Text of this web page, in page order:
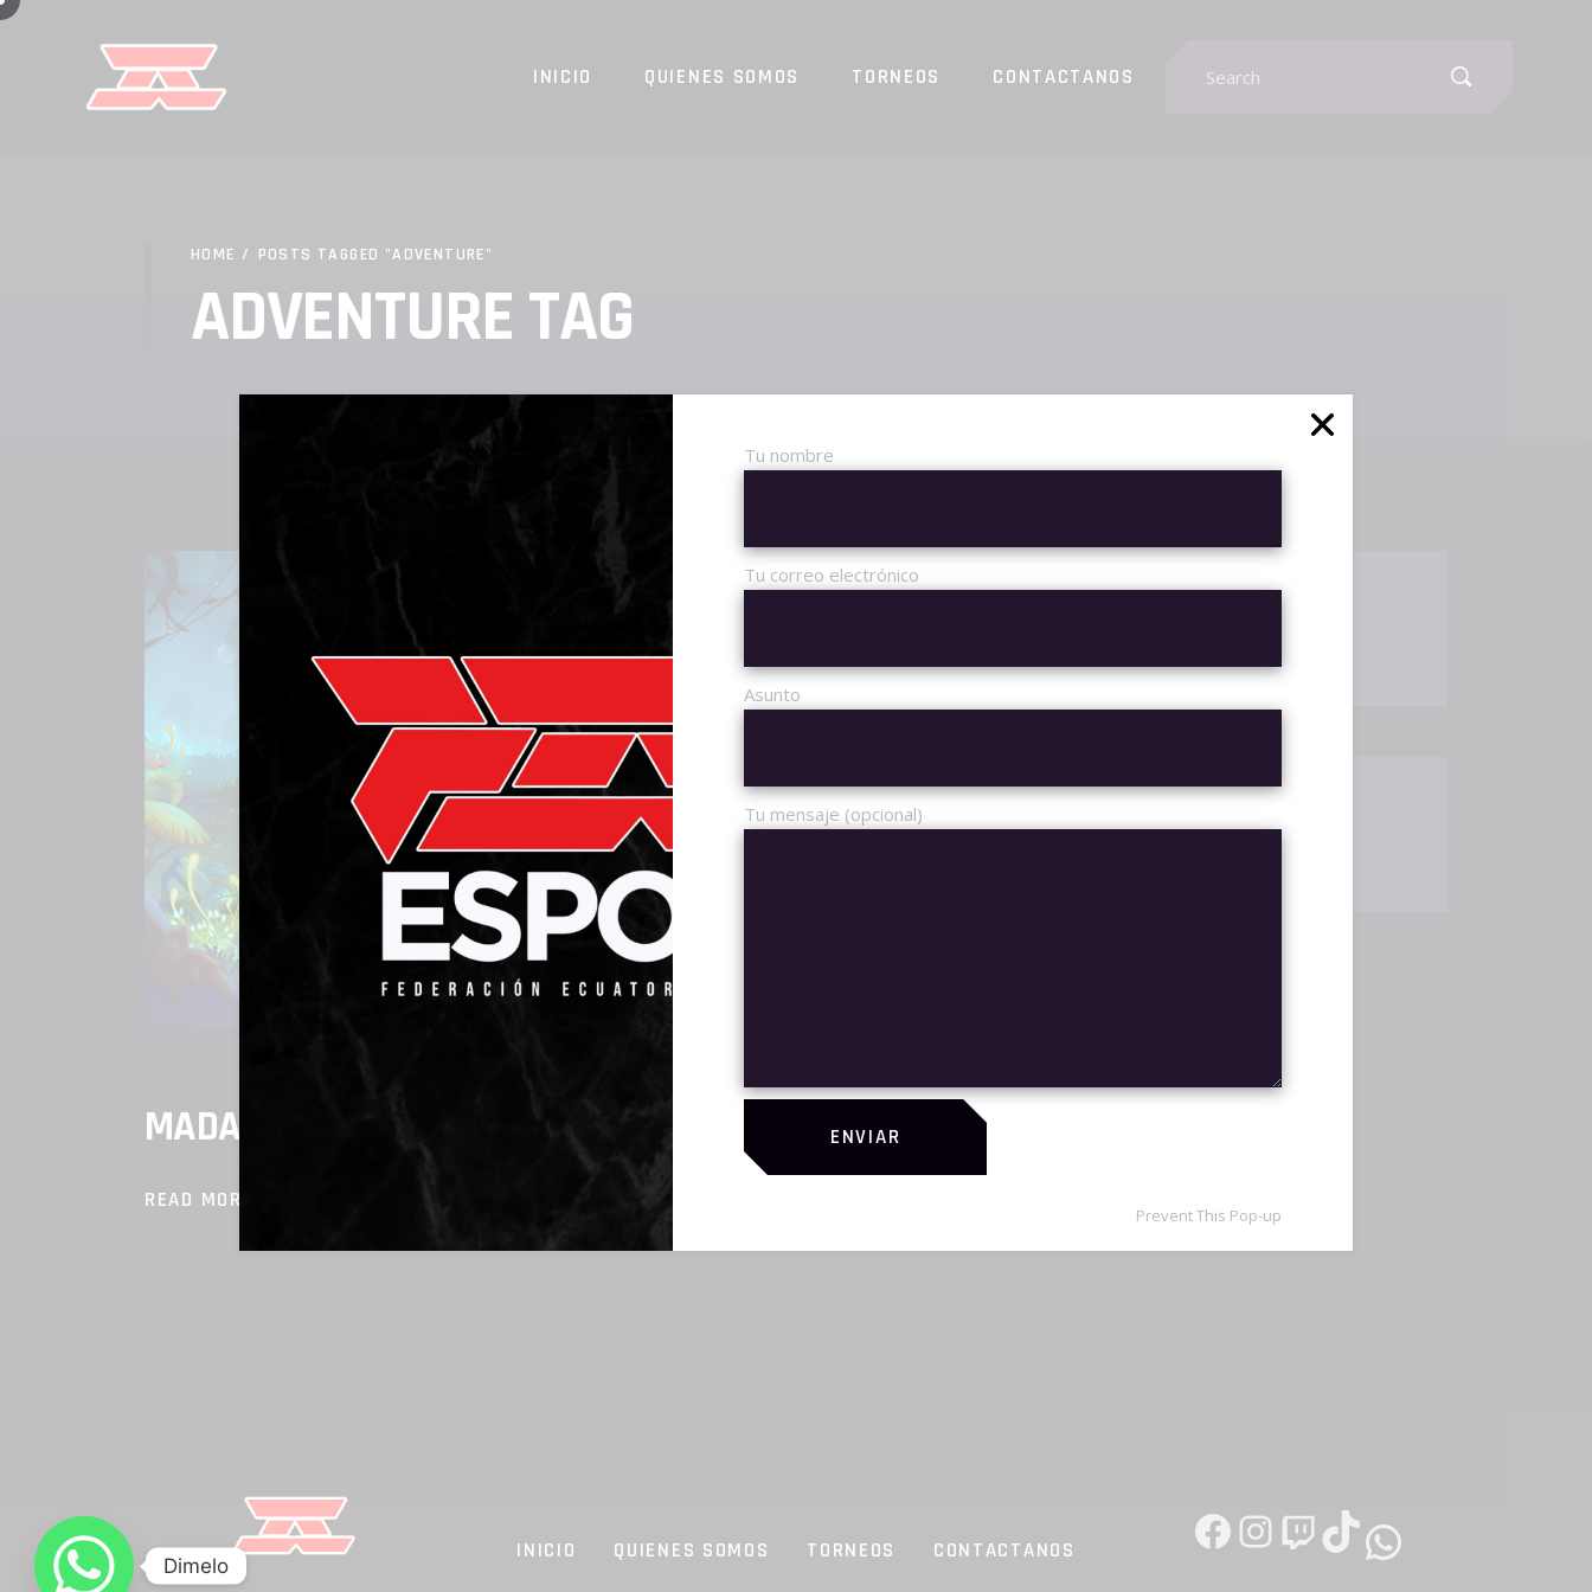
Tu nombre
Tu correo electrónico
Asunto
Tu mensaje (opcional)
ENVIAR
Prevent This Pop-up
INICIO QUIENES SOMOS TORNEOS CONTACTANOS
HOME/POSTS TAGGED "ADVENTURE"
ADVENTURE TAG
MADAGASCAR FUSION RELEASED S1
READ MORE
MADE BYQODE INTERACTIVE
INICIO QUIENES SOMOS TORNEOS CONTACTANOS FACEBOOK INSTAGRAM TWITCH TIKTOK WHATSAPP
Dimelo